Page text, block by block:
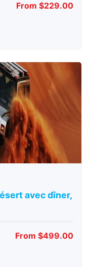
From $229.00
avec dîner,
From $499.00